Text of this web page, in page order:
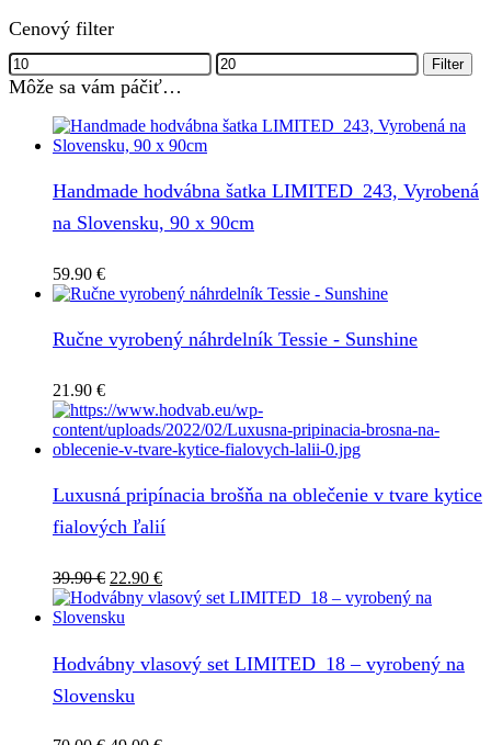
Cenový filter
Minimálna
cena
Maximálna
cena
Filter
Môže sa vám páčiť…
Handmade hodvábna šatka LIMITED_243, Vyrobená
na Slovensku, 90 x 90cm
59.90 €
Ručne vyrobený náhrdelník Tessie - Sunshine
21.90 €
Luxusná pripínacia brošňa na oblečenie v tvare kytice
fialových ľalií
39.90€ Pôvodná
cena
bola:
22.90 €Aktuálna
cena
Hodvábny vlasový set LIMITED_18 – vyrobený na
Slovensku